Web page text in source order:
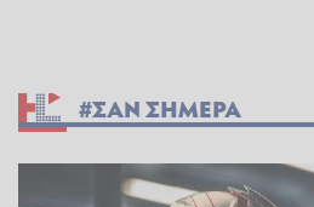
#ΣΑΝ ΣΗΜΕΡΑ